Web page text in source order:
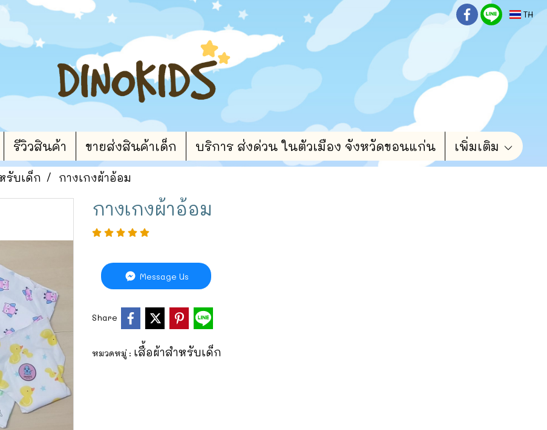
TH
รีวิวสินค้า ขายส่งสินค้าเด็ก บริการ ส่งด่วน ในตัวเมือง จังหวัดขอนแก่น เพิ่มเติม
รับเด็ก กางเกงผ้าอ้อม
กางเกงผ้าอ้อม
Message Us
Share
หมวดหมู่ : เสื้อผ้าสำหรับเด็ก